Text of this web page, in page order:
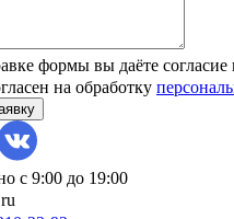
формы вы даёте согласие
на обработку
с 9:00 до 19:00